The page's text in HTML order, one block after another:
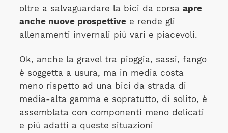
oltre a salvaguardare la bici da corsa apre
anche nuove prospettivee rende gli
allenamenti invernali più vari e piacevoli.
Ok, anche la gravel tra pioggia, sassi, fango
è soggetta a usura, ma in media costa
meno rispetto ad una bici da strada di
media-alta gamma e sopratutto, di solito, è
assemblata con componenti meno delicati
e più adatti a queste situazioni